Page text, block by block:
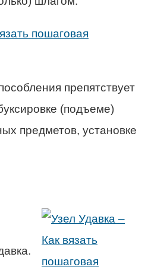
препятствует
(подъеме)
предметов, установке